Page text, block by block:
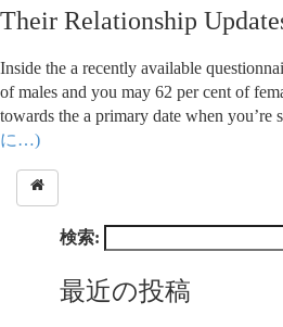
Their Relationship
Inside the a recently available
of males and you may 62 per cent of
towards the a primary date when you’re
に…)
検索:
最近の投稿